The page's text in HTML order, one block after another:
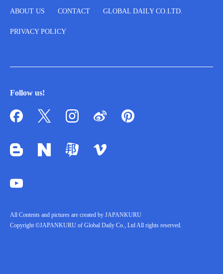
ABOUT US CONTACT GLOBAL DAILY CO.LTD.
PRIVACY POLICY
Follow us!
All Contents and pictures are created by JAPANKURU
Copyright ©JAPANKURU of Global Daily Co., Ltd All rights reserved.